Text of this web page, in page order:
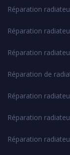
Réparation
Réparation
Réparation
Réparation de
Réparation
Réparation
Réparation